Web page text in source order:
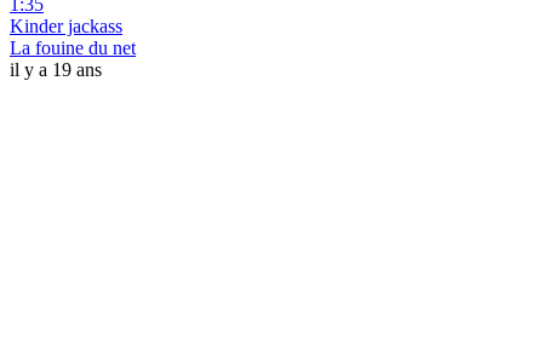
1:35
Kinder jackass
La fouine du net
il y a 19 ans